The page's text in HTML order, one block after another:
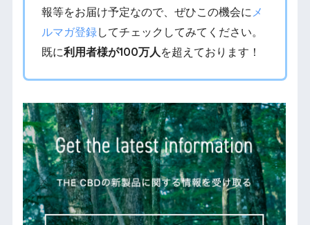
報等をお届け予定なので、ぜひこの機会にメ
ルマガ登録してチェックしてみてください。
既に利用者様が100万人を超えております！